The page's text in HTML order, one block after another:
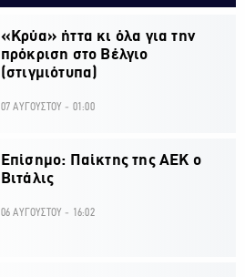
«Κρύα» ήττα κι όλα για την
πρόκριση στο Βέλγιο
(στιγμιότυπα)
07 ΑΥΓΟΥΣΤΟΥ - 01:00
Επίσημο: Παίκτης της ΑΕΚ ο
Βιτάλις
06 ΑΥΓΟΥΣΤΟΥ - 16:02